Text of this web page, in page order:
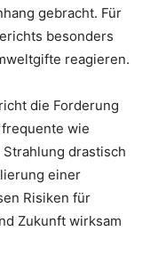
gebracht. Für
besonders
reagieren.
die Forderung
wie
drastisch
einer
Risiken für
Zukunft wirksam